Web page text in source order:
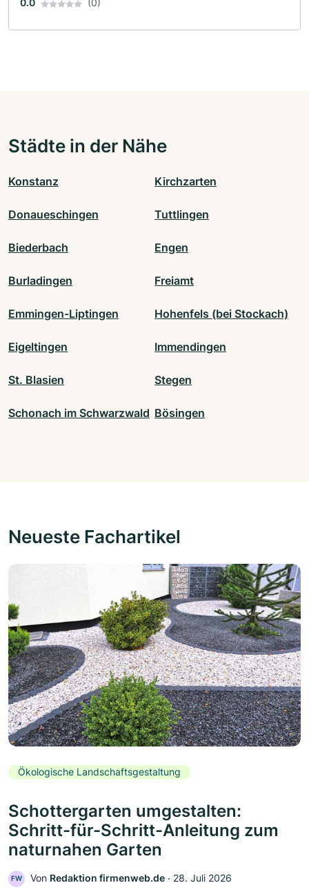
0.0 (0)
Städte in der Nähe
Konstanz Kirchzarten
Donaueschingen Tuttlingen
Biederbach Engen
Burladingen Freiamt
Emmingen-Liptingen Hohenfels (bei Stockach)
Eigeltingen Immendingen
St. Blasien Stegen
Schonach im Schwarzwald Bösingen
Neueste Fachartikel
Ökologische Landschaftsgestaltung
Schottergarten umgestalten:
Schritt-für-Schritt-Anleitung zum
naturnahen Garten
FW Von Redaktion firmenweb.de ‧ 28. Juli 2026